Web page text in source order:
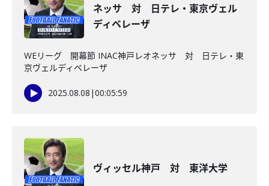
ネッサ 対 日テレ・東京ヴェル
ディベレーザ
WEリーグ 開幕節 INAC神戸レオネッサ 対 日テレ・東
京ヴェルディベレーザ
2025.08.08 |00:05:59
ヴィッセル神戸 対 東洋大学